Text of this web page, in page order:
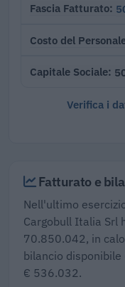
Fascia Fatturato
Costo del
Capitale Sociale
Verifica i
Fatturato e
Nell'ultimo
Cargobull Italia Srl
70.850.042, in
bilancio
€ 536.032.